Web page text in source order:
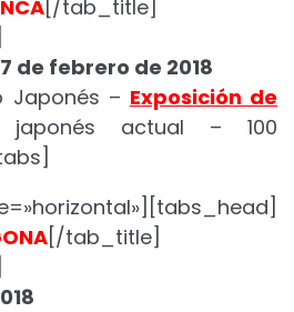
[/tab_title]
de febrero de 2018
Japonés – Exposición de
japonés actual – 100
[/tab_title]